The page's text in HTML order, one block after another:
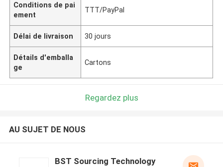
Conditions de pai
ement
TTT/PayPal
Délai de livraison 30 jours
Détails d'emballa
ge
Cartons
Regardez plus
AU SUJET DE NOUS
BST Sourcing Technology